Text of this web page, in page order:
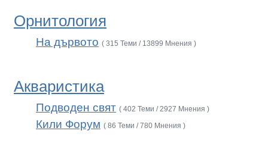
Орнитология
На дървото ( 315 Теми / 13899 Мнения )
Акваристика
Подводен свят ( 402 Теми / 2927 Мнения )
Кили Форум ( 86 Теми / 780 Мнения )